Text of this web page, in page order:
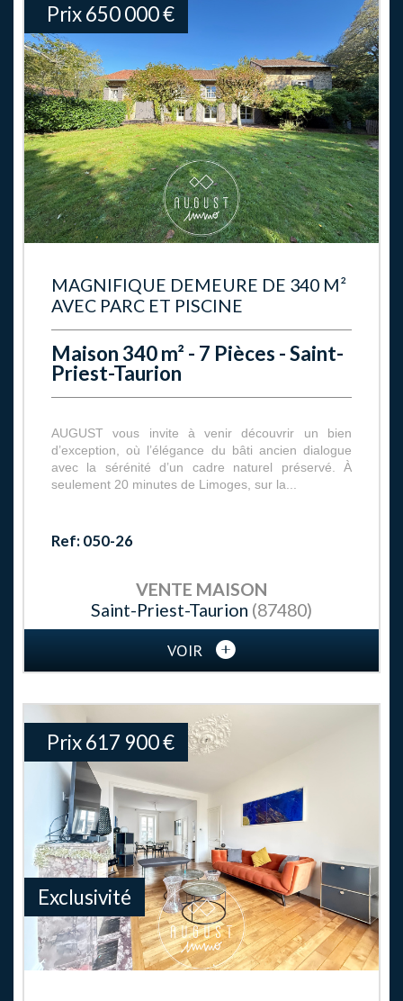
Prix650 000€
MAGNIFIQUE DEMEURE DE 340 M²
AVEC PARC ET PISCINE
Maison 340 m² - 7 Pièces - Saint-
Priest-Taurion
AUGUST vous invite à venir découvrir un bien
d’exception, où l’élégance du bâti ancien dialogue
avec la sérénité d’un cadre naturel préservé. À
seulement 20 minutes de Limoges, sur la...
Ref: 050-26
VENTE MAISON
Saint-Priest-Taurion (87480)
VOIR
Exclusivité
Prix617 900€